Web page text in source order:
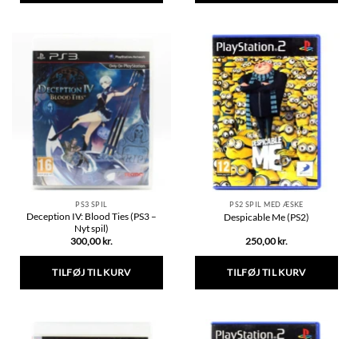
flere
varianter.
Mulighederne
kan
vælges
på
varesiden
PS3 SPIL
Deception IV: Blood Ties (PS3 –
Nyt spil)
300,00 kr.
TILFØJ TIL KURV
PS2 SPIL MED ÆSKE
Despicable Me (PS2)
250,00 kr.
TILFØJ TIL KURV